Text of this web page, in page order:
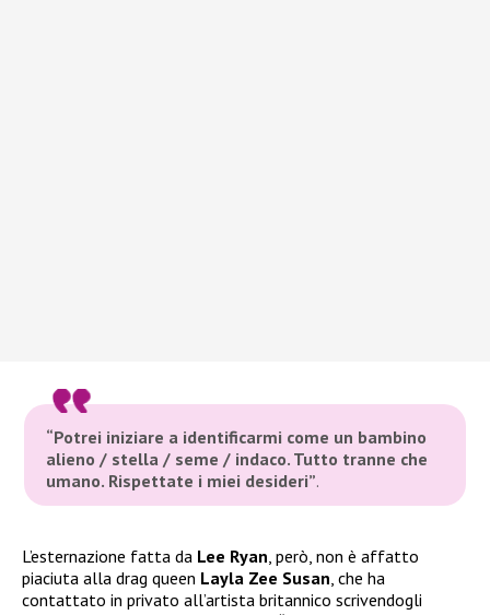
“Potrei iniziare a identificarmi come un bambino
alieno / stella / seme / indaco. Tutto tranne che
umano. Rispettate i miei desideri”.
L’esternazione fatta da Lee Ryan, però, non è affatto
piaciuta alla drag queen Layla Zee Susan, che ha
contattato in privato all’artista britannico scrivendogli